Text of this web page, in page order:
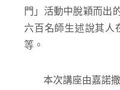
門」活動中脫穎而出
六百名師生述說其人
等。
本次講座由嘉諾撒